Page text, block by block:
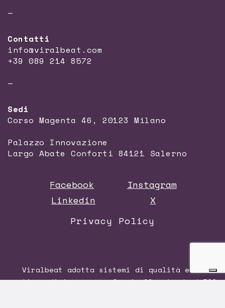
—
Contatti
info@viralbeat.com
+39 089 214 8572
—
Sedi
Corso Magenta 46, 20123 Milano
Palazzo Innovazione
Largo Abate Conforti 84121 Salerno
Facebook
Instagram
Linkedin
X
Privacy Policy
Viralbeat adotta sistemi di qualità e di
gestione di impresa conformi allo standardISO